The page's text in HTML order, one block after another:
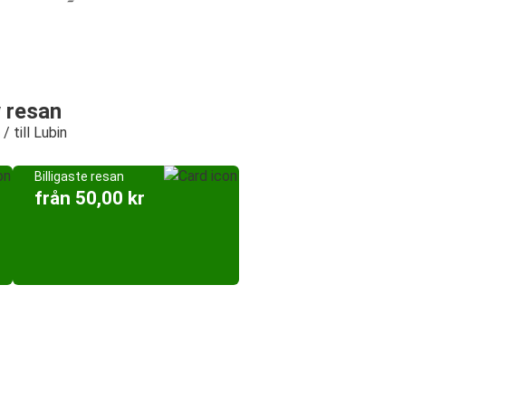
resan
/ till Lubin
Billigaste resan
från 50,00 kr